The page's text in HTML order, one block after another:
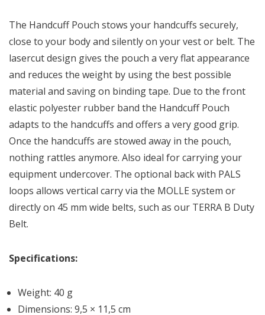
The Handcuff Pouch stows your handcuffs securely,
close to your body and silently on your vest or belt. The
lasercut design gives the pouch a very flat appearance
and reduces the weight by using the best possible
material and saving on binding tape. Due to the front
elastic polyester rubber band the Handcuff Pouch
adapts to the handcuffs and offers a very good grip.
Once the handcuffs are stowed away in the pouch,
nothing rattles anymore. Also ideal for carrying your
equipment undercover. The optional back with PALS
loops allows vertical carry via the MOLLE system or
directly on 45 mm wide belts, such as our TERRA B Duty
Belt.
Specifications:
Weight: 40 g
Dimensions: 9,5 × 11,5 cm